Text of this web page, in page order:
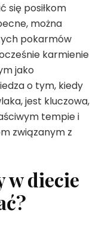
się posiłkom
można
pokarmów
karmienie
jako
o tym, kiedy
jest kluczowa,
tempie i
związanym z
w diecie